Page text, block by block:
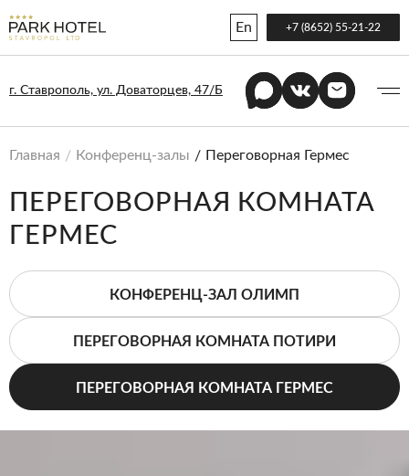
En +7 (8652) 55-21-22
г. Ставрополь, ул. Доваторцев, 47/Б
Главная Конференц-залы Переговорная Гермес
ПЕРЕГОВОРНАЯ КОМНАТА
ГЕРМЕС
КОНФЕРЕНЦ-ЗАЛ ОЛИМП
ПЕРЕГОВОРНАЯ КОМНАТА ПОТИРИ
ПЕРЕГОВОРНАЯ КОМНАТА ГЕРМЕС